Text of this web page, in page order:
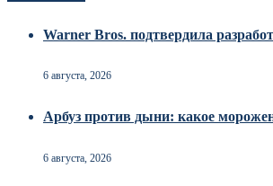
Warner Bros. подтвердила
6 августа, 2026
Арбуз против дыни: какое
6 августа, 2026